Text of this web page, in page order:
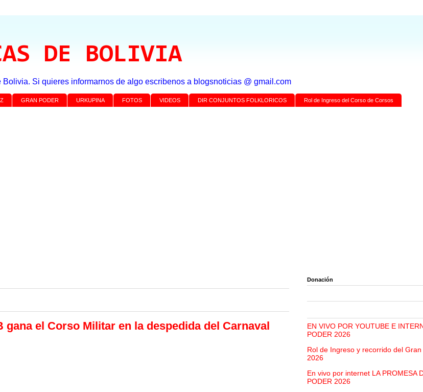
DE BOLIVIA
Si quieres informarnos de algo escribenos a blogsnoticias @ gmail.com
GRAN PODER URKUPINA FOTOS VIDEOS DIR CONJUNTOS FOLKLORICOS Rol de Ingreso del Corso de Corsos
gana el Corso Militar en la despedida del Carnaval
Donación
EN VIVO POR YOUTUBE E
PODER 2026
Rol de Ingreso y recorrido del
2026
En vivo por internet LA PROMESA
PODER 2026